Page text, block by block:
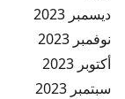
ديسمبر 2023
نوفمبر 2023
أكتوبر 2023
سبتمبر 2023